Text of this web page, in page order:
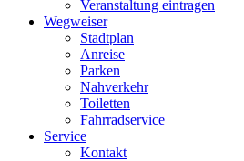
Veranstaltung eintragen
Wegweiser
Stadtplan
Anreise
Parken
Nahverkehr
Toiletten
Fahrradservice
Service
Kontakt